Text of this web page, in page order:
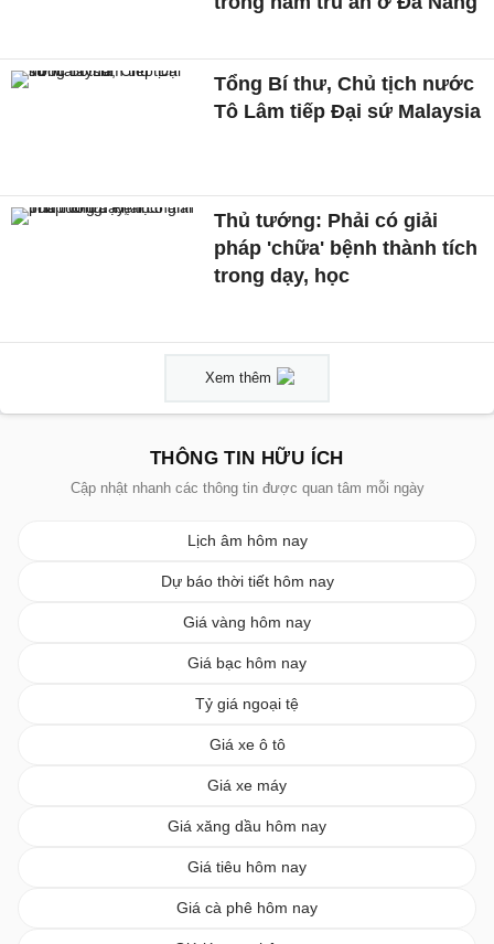
Tổng Bí thư, Chủ tịch nước
Tô Lâm tiếp Đại sứ Malaysia
Thủ tướng: Phải có giải
pháp 'chữa' bệnh thành tích
trong dạy, học
Xem thêm
THÔNG TIN HỮU ÍCH
Cập nhật nhanh các thông tin được quan tâm mỗi ngày
Lịch âm hôm nay
Dự báo thời tiết hôm nay
Giá vàng hôm nay
Giá bạc hôm nay
Tỷ giá ngoại tệ
Giá xe ô tô
Giá xe máy
Giá xăng dầu hôm nay
Giá tiêu hôm nay
Giá cà phê hôm nay